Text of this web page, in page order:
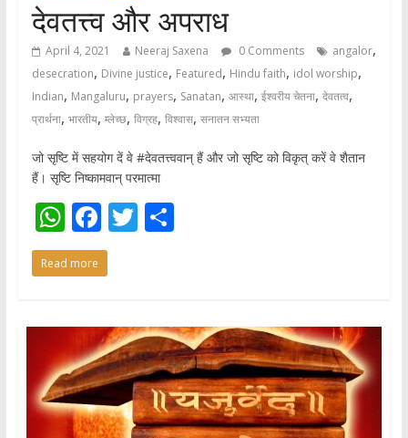
देवतत्त्व और अपराध
April 4, 2021 Neeraj Saxena 0 Comments angalor,
desecration, Divine justice, Featured, Hindu faith, idol worship,
Indian, Mangaluru, prayers, Sanatan, आस्था, ईश्वरीय चेतना, देवतत्व,
प्रार्थना, भारतीय, म्लेच्छ, विग्रह, विश्वास, सनातन सभ्यता
जो सृष्टि में सहयोग दें वे #देवतत्त्ववान् हैं और जो सृष्टि को विकृत् करें वे शैतान
हैं। सृष्टि निष्कामवान् परमात्मा
W
h
at
A
p
p
F
ac
e
o
o
k
T S
Read more